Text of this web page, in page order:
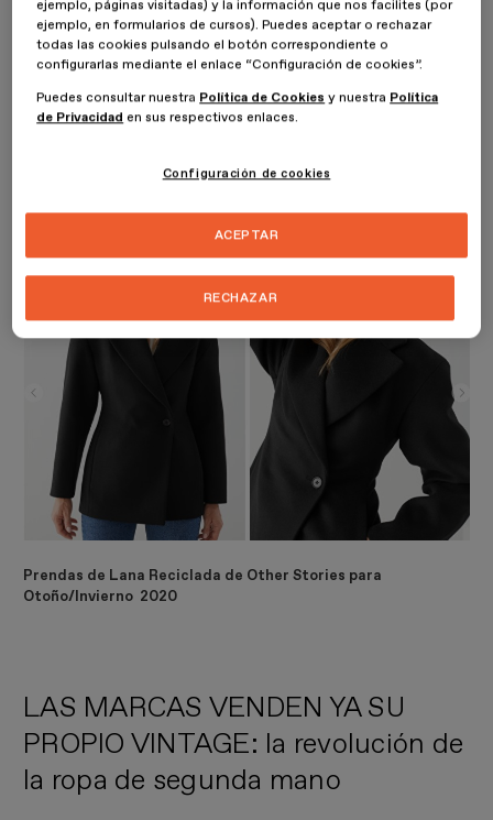
abriendo a otras propuestas como elalgodón recicladoola
LANA RECICLADA,especialmente interesante y que ya están
empezando a utilizar muchas marcas, como la filial de H&M y líder
en tendencias OTHER & STORIES.
El uso de lana reciclada, también conocida como
80. Sin embargo, los productos eran de inferior calidad que la
actual, puesto que ahora la técnica permite mezclarlos con fibras
Prendas de Lana Reciclada de Other Stories para
Otoño/Invierno 2020
LAS MARCAS VENDEN YA SU
PROPIO VINTAGE: la revolución de
la ropa de segunda mano
ejemplo, páginas visitadas) y la información que nos facilites (por
ejemplo, en formularios de cursos). Puedes aceptar o rechazar
todas las cookies pulsando el botón correspondiente o
configurarlas mediante el enlace “Configuración de cookies”.
Puedes consultar nuestra Política de Cookies y nuestra Política
de Privacidad en sus respectivos enlaces.
Configuración de cookies
RECHAZAR
ACEPTAR